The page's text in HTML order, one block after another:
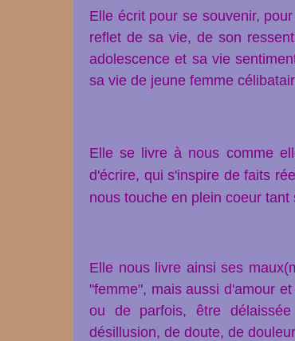
Elle écrit pour se souvenir,
reflet de sa vie, de son
adolescence et sa vie
sa vie de jeune femme
Elle se livre à nous comme
d'écrire, qui s'inspire de faits
nous touche en plein coeur tant
Elle nous livre ainsi ses
"femme", mais aussi d'amour
ou de parfois, être
désillusion, de doute, de